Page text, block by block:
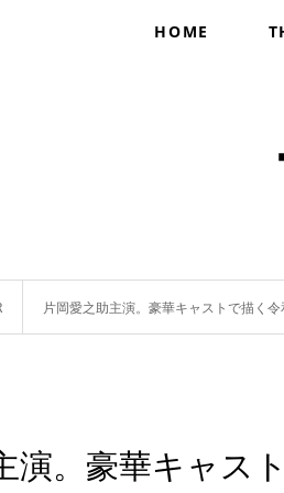
HOME
片岡愛之助主演。豪華キャストで描く
演。豪華キャス